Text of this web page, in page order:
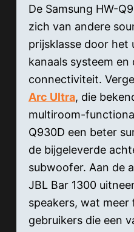
De Samsung HW-
zich van andere
prijsklasse door het
kanaals systeem en
connectiviteit.
Arc Ultra, die
multiroom-
Q930D een beter
de bijgeleverde
subwoofer. Aan de
JBL Bar 1300
speakers, wat
gebruikers die een